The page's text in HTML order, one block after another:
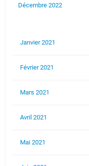
Décembre 2022
Janvier 2021
Février 2021
Mars 2021
Avril 2021
Mai 2021